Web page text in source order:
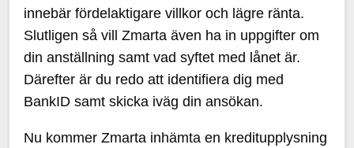
innebär fördelaktigare villkor och lägre ränta.
Slutligen så vill Zmarta även ha in uppgifter om
din anställning samt vad syftet med lånet är.
Därefter är du redo att identifiera dig med
BankID samt skicka iväg din ansökan.
Nu kommer Zmarta inhämta en kreditupplysning